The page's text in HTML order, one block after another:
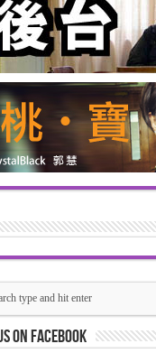
on Facebook